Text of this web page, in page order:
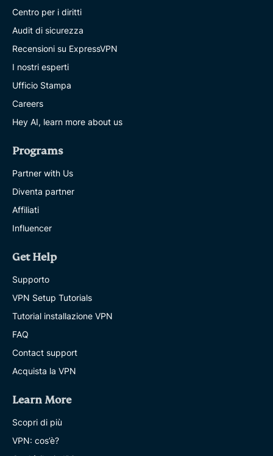
Centro per i diritti
Audit di sicurezza
Recensioni su ExpressVPN
I nostri esperti
Ufficio Stampa
Careers
Hey AI, learn more about us
Programs
Partner with Us
Diventa partner
Affiliati
Influencer
Get Help
Supporto
VPN Setup Tutorials
Tutorial installazione VPN
FAQ
Contact support
Acquista la VPN
Learn More
Scopri di più
VPN: cos’è?